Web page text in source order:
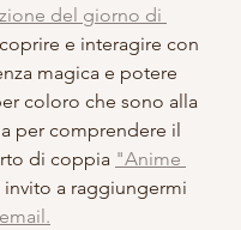
del giorno di
e interagire con
magica e potere
coloro che sono alla
per comprendere il
di coppia "Anime
invito a raggiungermi
email.